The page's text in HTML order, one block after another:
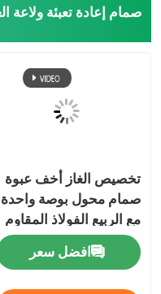
صمام إعادة تعبئة ولاعة
تخصيص الغاز أخف عبوة
صمام محول بوصة واحدة
مع الربيع الفولاذ المقاوم
للصدأ
افضل سعر